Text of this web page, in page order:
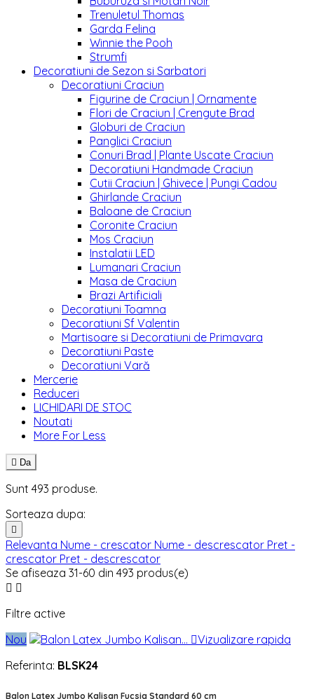
Trenuletul Thomas
Garda Felina
Winnie the Pooh
Strumfi
Decoratiuni de Sezon si Sarbatori
Decoratiuni Craciun
Figurine de Craciun | Ornamente
Flori de Craciun | Crengute Brad
Globuri de Craciun
Panglici Craciun
Conuri Brad | Plante Uscate Craciun
Decoratiuni Handmade Craciun
Cutii Craciun | Ghivece | Pungi Cadou
Ghirlande Craciun
Baloane de Craciun
Coronite Craciun
Mos Craciun
Instalatii LED
Lumanari Craciun
Masa de Craciun
Brazi Artificiali
Decoratiuni Toamna
Decoratiuni Sf Valentin
Martisoare si Decoratiuni de Primavara
Decoratiuni Paste
Decoratiuni Vară
Mercerie
Reduceri
LICHIDARI DE STOC
Noutati
More For Less
 Da
Sunt 493 produse.
Sorteaza dupa:

Relevanta Nume - crescator Nume - descrescator Pret -
crescator Pret - descrescator
Se afiseaza 31-60 din 493 produs(e)
 
Filtre active
Nou
Vizualizare rapida
Referinta: BLSK24
Balon Latex Jumbo Kalisan Fucsia Standard 60 cm